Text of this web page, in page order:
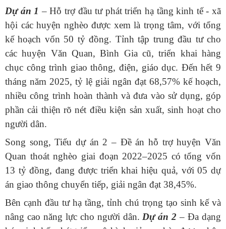
Dự án 1 – Hỗ trợ đầu tư phát triển hạ tầng kinh tế - xã
hội các huyện nghèo được xem là trọng tâm, với tổng
kế hoạch vốn 50 tỷ đồng. Tỉnh tập trung đầu tư cho
các huyện Văn Quan, Bình Gia cũ, triển khai hàng
chục công trình giao thông, điện, giáo dục. Đến hết 9
tháng năm 2025, tỷ lệ giải ngân đạt 68,57% kế hoạch,
nhiều công trình hoàn thành và đưa vào sử dụng, góp
phần cải thiện rõ nét điều kiện sản xuất, sinh hoạt cho
người dân.
Song song, Tiểu dự án 2 – Đề án hỗ trợ huyện Văn
Quan thoát nghèo giai đoạn 2022–2025 có tổng vốn
13 tỷ đồng, đang được triển khai hiệu quả, với 05 dự
án giao thông chuyển tiếp, giải ngân đạt 38,45%.
Bên cạnh đầu tư hạ tầng, tỉnh chú trọng tạo sinh kế và
nâng cao năng lực cho người dân. Dự án 2 – Đa dạng